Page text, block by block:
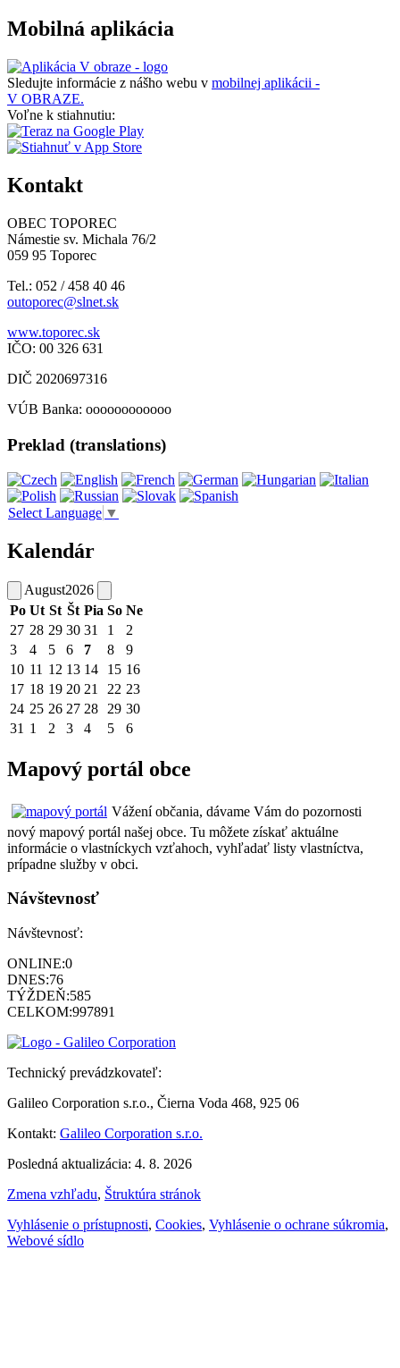
Mobilná aplikácia
Sledujte informácie z nášho webu v mobilnej aplikácii -
V OBRAZE.
Voľne k stiahnutiu:
Kontakt
OBEC TOPOREC
Námestie sv. Michala 76/2
059 95 Toporec
Tel.: 052 / 458 40 46
outoporec@slnet.sk
www.toporec.sk
IČO: 00 326 631
DIČ 2020697316
VÚB Banka: oooooooooooo
Preklad (translations)
Select Language ▼
Kalendár
August2026
Po Ut St Št Pia So Ne
27 28 29 30 31 1
2
3
4 5 6 7 8
9
10 11 12 13 14 15 16
17 18 19 20 21 22 23
24 25 26 27 28 29 30
31 1 2 3 4 5 6
Mapový portál obce
Vážení občania, dávame Vám do pozornosti
nový mapový portál našej obce. Tu môžete získať aktuálne
informácie o vlastníckych vzťahoch, vyhľadať listy vlastníctva,
prípadne služby v obci.
Návštevnosť
Návštevnosť:
ONLINE:0
DNES:76
TÝŽDEŇ:585
CELKOM:997891
Technický prevádzkovateľ:
Galileo Corporation s.r.o., Čierna Voda 468, 925 06
Kontakt: Galileo Corporation s.r.o.
Posledná aktualizácia: 4. 8. 2026
Zmena vzhľadu, Štruktúra stránok
Vyhlásenie o prístupnosti, Cookies, Vyhlásenie o ochrane súkromia,
Webové sídlo